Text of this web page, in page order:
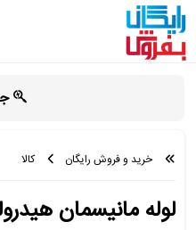
خرید و فروش رایگان کالا
لوله مانیسمان